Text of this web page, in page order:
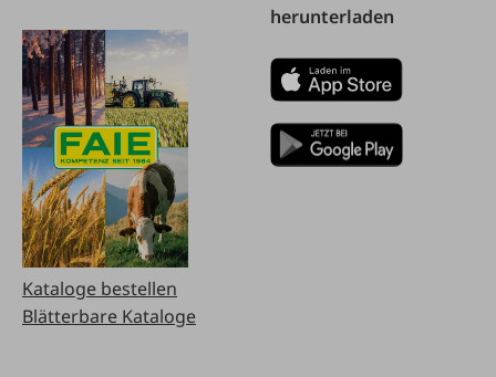
Kataloge bestellen
Blätterbare Kataloge
herunterladen